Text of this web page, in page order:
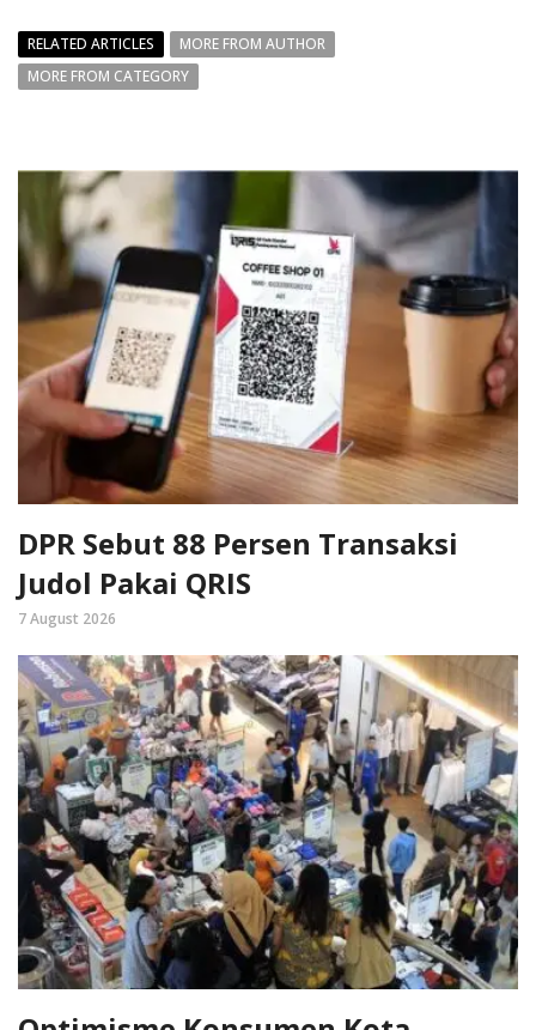
RELATED ARTICLES
MORE FROM AUTHOR
MORE FROM CATEGORY
DPR Sebut 88 Persen Transaksi
Judol Pakai QRIS
7 August 2026